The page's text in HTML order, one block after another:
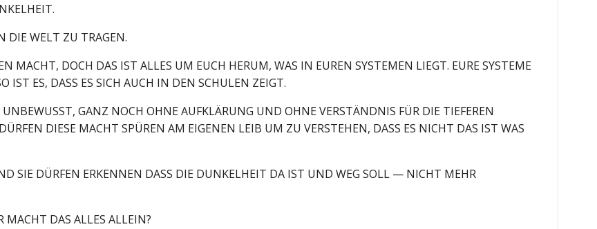
DIE WELT ZU TRAGEN.
DOCH DAS IST ALLES UM EUCH HERUM, WAS IN EUREN SYSTEMEN LIEGT. EURE SYSTEME
IST ES, DASS ES SICH AUCH IN DEN SCHULEN ZEIGT.
GANZ NOCH OHNE AUFKLÄRUNG UND OHNE VERSTÄNDNIS FÜR DIE TIEFEREN
DIESE MACHT SPÜREN AM EIGENEN LEIB UM ZU VERSTEHEN, DASS ES NICHT DAS IST WAS
SIE DÜRFEN ERKENNEN DASS DIE DUNKELHEIT DA IST UND WEG SOLL — NICHT MEHR
MACHT DAS ALLES ALLEIN?